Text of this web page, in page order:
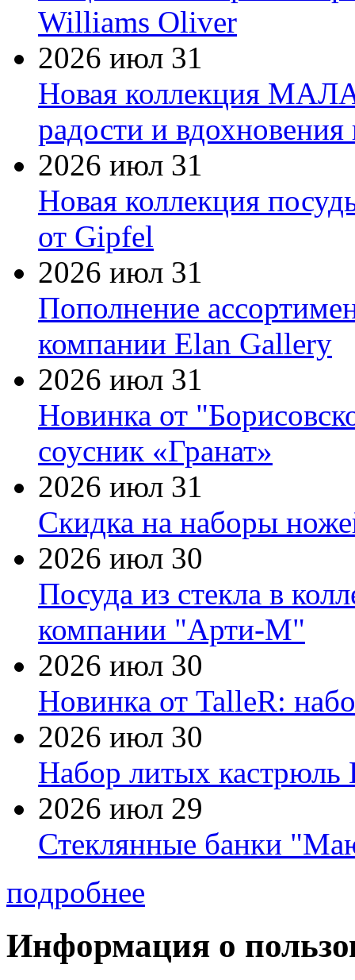
Williams Oliver
2026 июл 31
Новая коллекция
радости и
2026 июл 31
Новая коллекция
от Gipfel
2026 июл 31
Пополнение
компании Elan Gallery
2026 июл 31
Новинка от
соусник «Гранат»
2026 июл 31
Скидка на наборы
2026 июл 30
Посуда из стекла в
компании "Арти-М"
2026 июл 30
Новинка от TalleR:
2026 июл 30
Набор литых кастрюль
2026 июл 29
Стеклянные банки
подробнее
Информация о